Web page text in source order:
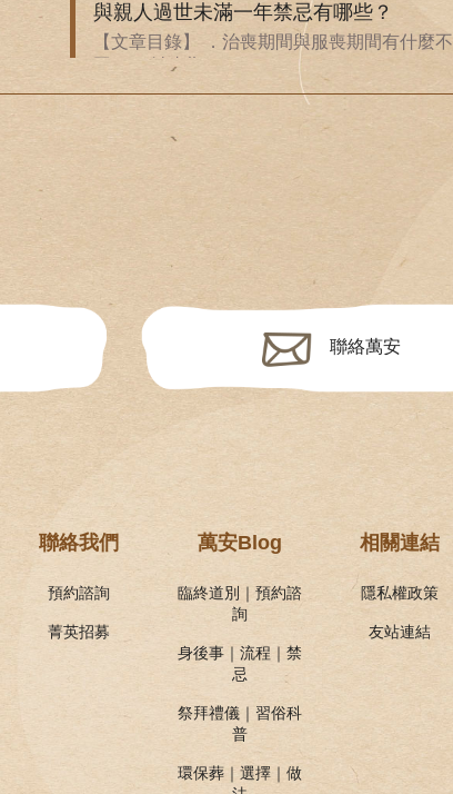
與親人過世未滿一年禁忌有哪些？
【文章目錄】 ．治喪期間與服喪期間有什麼不
同？ ．治喪期...
聯絡萬安
聯絡我們
預約諮詢
菁英招募
萬安Blog
臨終道別｜預約諮
詢
身後事｜流程｜禁
忌
祭拜禮儀｜習俗科
普
環保葬｜選擇｜做
相關連結
隱私權政策
友站連結